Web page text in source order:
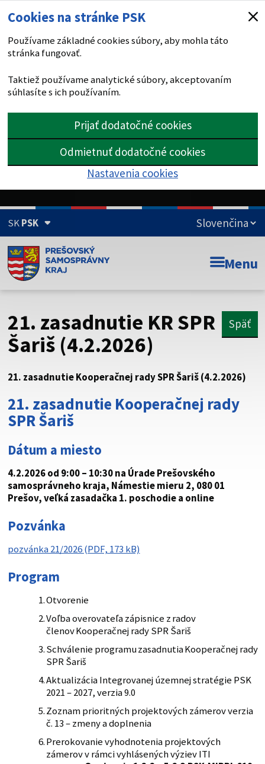
Cookies na stránke PSK
Používame základné cookies súbory, aby mohla táto
stránka fungovať.
Taktiež používame analytické súbory, akceptovaním
súhlasíte s ich používaním.
Prijať dodatočné cookies
Odmietnuť dodatočné cookies
Nastavenia cookies
SKPSK
Doména psk.sk je oficiálna
Toto je oficiálna webová stránka Prešovského
Táto stránka je zabezpečená
cez zabezpečenú webovú stránku. Zabezpečená stránka
Menu
21. zasadnutie KR SPR
Šariš (4.2.2026)
Späť
21. zasadnutie Kooperačnej rady SPR Šariš (4.2.2026)
21. zasadnutie Kooperačnej rady
SPR Šariš
Dátum a miesto
4.2.2026 od 9:00 – 10:30 na Úrade Prešovského
samosprávneho kraja, Námestie mieru 2, 080 01
Prešov, veľká zasadačka 1. poschodie a online
Pozvánka
pozvánka 21/2026 (PDF, 173 kB)
Program
Otvorenie
Voľba overovateľa zápisnice z radov
členov Kooperačnej rady SPR Šariš
Schválenie programu zasadnutia Kooperačnej rady
SPR Šariš
Aktualizácia Integrovanej územnej stratégie PSK
2021 – 2027, verzia 9.0
Zoznam prioritných projektových zámerov verzia
č. 13 – zmeny a doplnenia
Prerokovanie vyhodnotenia projektových
zámerov v rámci vyhlásených výziev ITI